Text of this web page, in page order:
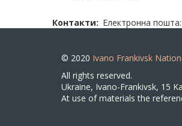
Контакти Електронна пошта:
© 2020 Ivano Frankivsk
All rights reserved.
Ukraine, Ivano-Frankivsk, 15
At use of materials the